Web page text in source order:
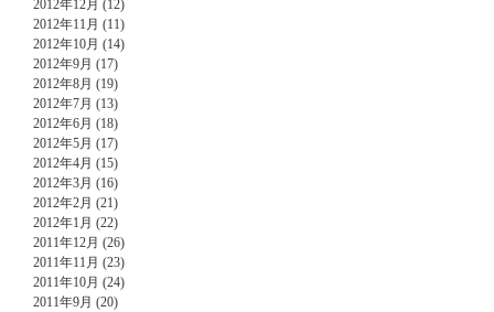
2012年12月 (12)
2012年11月 (11)
2012年10月 (14)
2012年9月 (17)
2012年8月 (19)
2012年7月 (13)
2012年6月 (18)
2012年5月 (17)
2012年4月 (15)
2012年3月 (16)
2012年2月 (21)
2012年1月 (22)
2011年12月 (26)
2011年11月 (23)
2011年10月 (24)
2011年9月 (20)